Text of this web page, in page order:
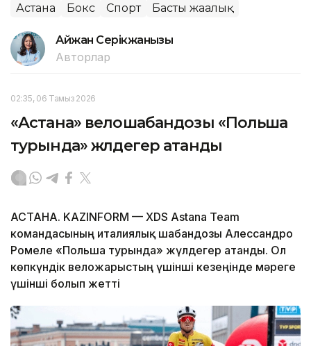
Астана Бокс Спорт Басты жаңалық
Айжан Серікжанқызы
Авторлар
02:35, 06 Тамыз 2026
«Астана» велошабандозы «Польша
турында» жүлдегер атанды
АСТАНА. KAZINFORM — XDS Astana Team
командасының италиялық шабандозы Алессандро
Ромеле «Польша турында» жүлдегер атанды. Ол
көпкүндік веложарыстың үшінші кезеңінде мәреге
үшінші болып жетті